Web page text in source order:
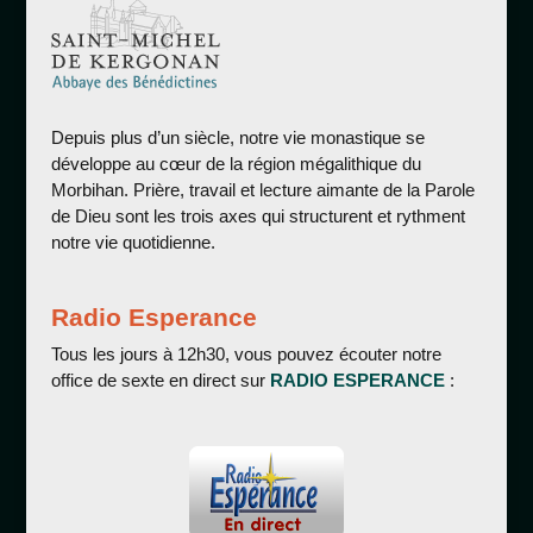
Depuis plus d’un siècle, notre vie monastique se
développe au cœur de la région mégalithique du
Morbihan. Prière, travail et lecture aimante de la Parole
de Dieu sont les trois axes qui structurent et rythment
notre vie quotidienne.
Radio Esperance
Tous les jours à 12h30, vous pouvez écouter notre
office de sexte en direct sur RADIO ESPERANCE: